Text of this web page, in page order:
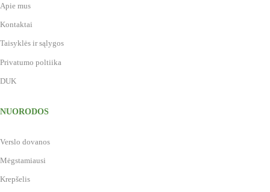
Apie mus
Kontaktai
Taisyklės ir sąlygos
Privatumo poltiika
DUK
NUORODOS
Verslo dovanos
Mėgstamiausi
Krepšelis